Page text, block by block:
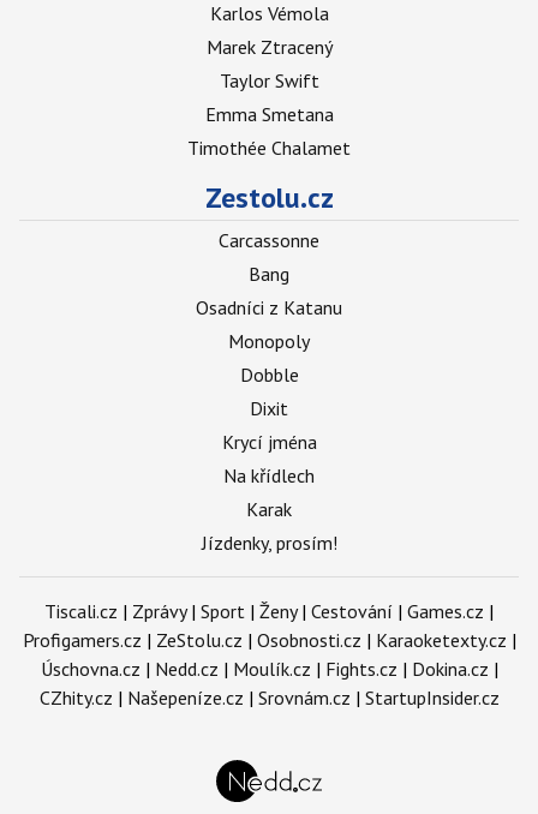
Karlos Vémola
Marek Ztracený
Taylor Swift
Emma Smetana
Timothée Chalamet
Zestolu.cz
Carcassonne
Bang
Osadníci z Katanu
Monopoly
Dobble
Dixit
Krycí jména
Na křídlech
Karak
Jízdenky, prosím!
Tiscali.cz | Zprávy| Sport | Ženy| Cestování | Games.cz |
Profigamers.cz | ZeStolu.cz | Osobnosti.cz | Karaoketexty.cz |
Úschovna.cz | Nedd.cz | Moulík.cz | Fights.cz | Dokina.cz |
CZhity.cz | Našepeníze.cz | Srovnám.cz | StartupInsider.cz